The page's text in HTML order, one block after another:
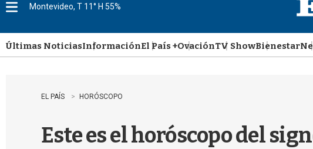
u
Montevideo, T 11° H 55%
Últimas NoticiasInformaciónEl País +OvaciónTV ShowBienestar
EL PAÍS HORÓSCOPO
Este es el horóscopo del